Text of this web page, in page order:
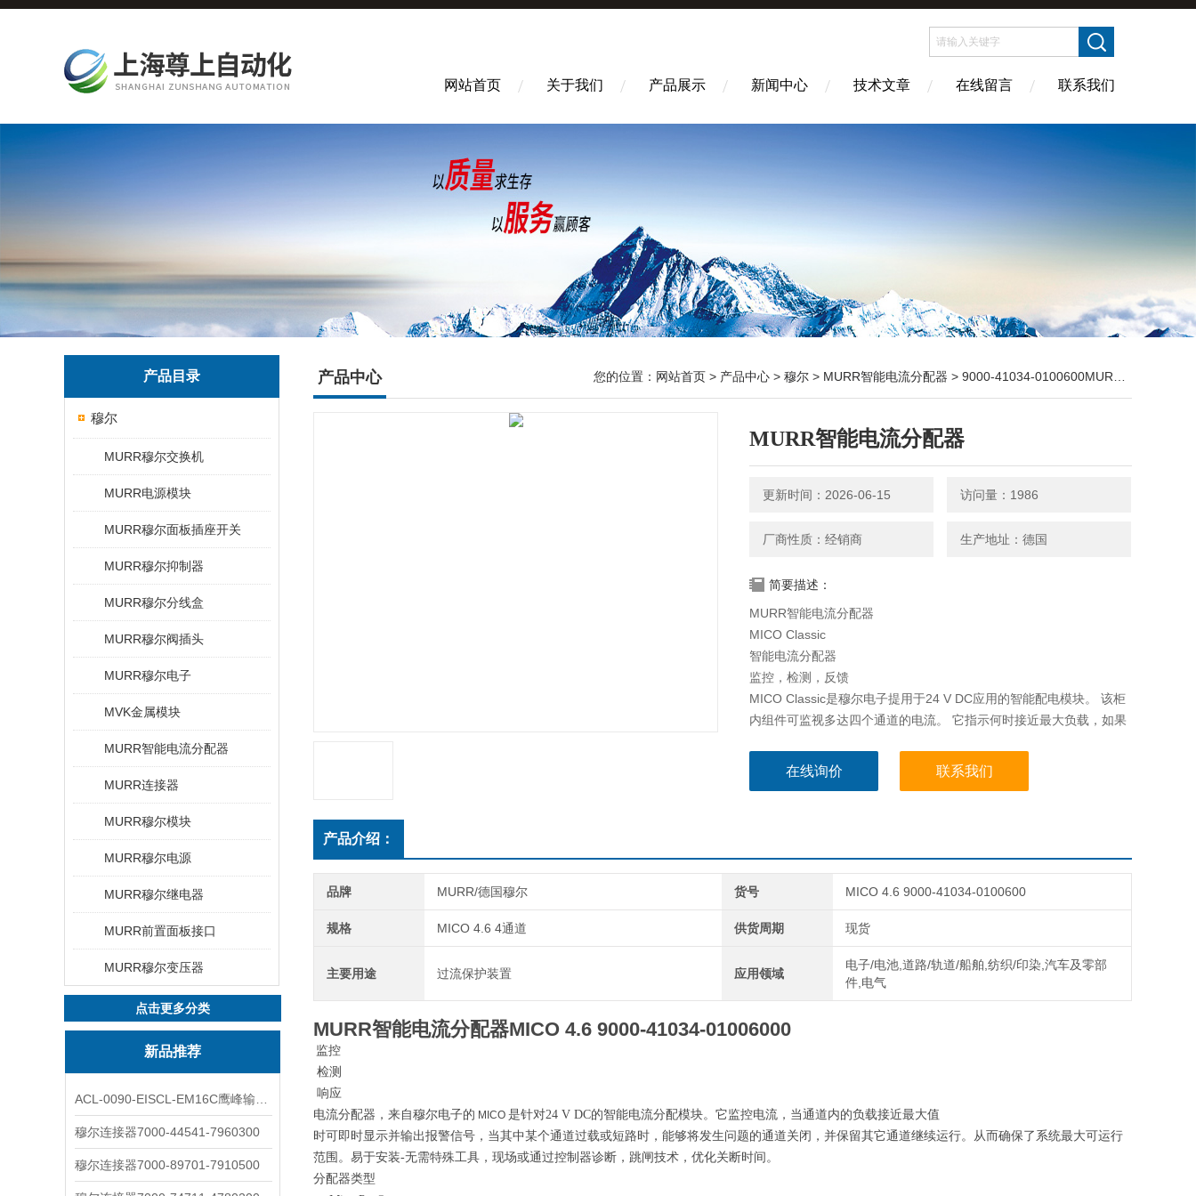
网站首页 关于我们 产品展示 新闻中心 技术文章 在线留言 联系我们
产品目录
穆尔
MURR穆尔交换机
MURR电源模块
MURR穆尔面板插座开关
MURR穆尔抑制器
MURR穆尔分线盒
MURR穆尔阀插头
MURR穆尔电子
MVK金属模块
MURR智能电流分配器
MURR连接器
MURR穆尔模块
MURR穆尔电源
MURR穆尔继电器
MURR前置面板接口
MURR穆尔变压器
点击更多分类
新品推荐
穆尔连接器7000-44541-7960300
穆尔连接器7000-89701-7910500
产品中心 您的位置： 网站首页 > 产品中心 > 穆尔 > MURR智能电流分配器 > 9000-41034-0100600MURR智能电流分配器
MURR智能电流分配器
更新时间：2026-06-15 访问量：1986
厂商性质：经销商 生产地址：德国
简要描述：
MURR智能电流分配器
MICO Classic
智能电流分配器
监控，检测，反馈
MICO Classic是穆尔电子提用于24 V DC应用的智能配电模块。 该柜
内组件可监视多达四个通道的电流。 它指示何时接近最大负载，如果
24 V DC电子电路控制
在线询价 联系我们
产品介绍：
品牌 MURR/德国穆尔 货号 MICO 4.6 9000-41034-0100600
规格 MICO 4.6 4通道 供货周期 现货
主要用途 过流保护装置 应用领域
电子/电池,道路/轨道/船舶,纺织/印染,汽车及零部
件,电气
MURR智能电流分配器MICO 4.6 9000-41034-01006000
监控
检测
响应
电流分配器， 来自穆尔电子的 MICO 是针对24 V DC的智能电流分配模块。它监控电流，当通道内的负载接近最大值
时可即时显示并输出报警信号，当其中某个通道过载或短路时，能够将发生问题的通道关闭，并保留其它通道继续运行。从而确保了系统最大可运行
范围 。 易于安装-无需特殊工具 ， 现场或通过控制器诊断 ， 跳闸技术，优化关断时间 。
分配器类型